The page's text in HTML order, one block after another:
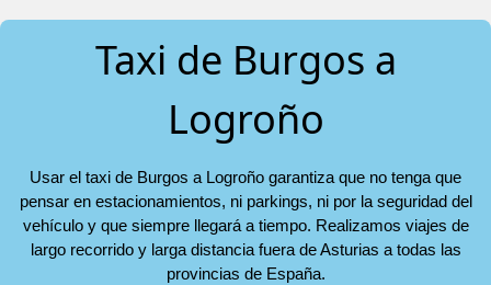
Taxi de Burgos a
Logroño
Usar el taxi de Burgos a Logroño garantiza que no tenga que
pensar en estacionamientos, ni parkings, ni por la seguridad del
vehículo y que siempre llegará a tiempo. Realizamos viajes de
largo recorrido y larga distancia fuera de Asturias a todas las
provincias de España.